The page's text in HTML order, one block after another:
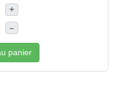
+
–
panier